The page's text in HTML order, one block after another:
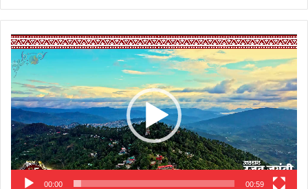
Video
Player
00:00 00:59